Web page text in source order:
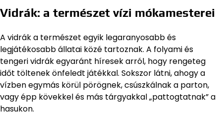
Vidrák: a természet vízi mókamesterei
A vidrák a természet egyik legaranyosabb és
legjátékosabb állatai közé tartoznak. A folyami és
tengeri vidrák egyaránt híresek arról, hogy rengeteg
időt töltenek önfeledt játékkal. Sokszor látni, ahogy a
vízben egymás körül pörögnek, csúszkálnak a parton,
vagy épp kövekkel és más tárgyakkal „pattogtatnak” a
hasukon.